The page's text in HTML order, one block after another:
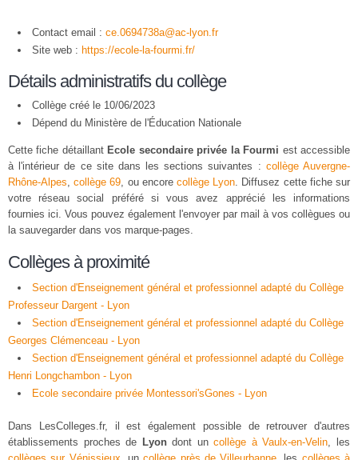
Contact email : ce.0694738a@ac-lyon.fr
Site web : https://ecole-la-fourmi.fr/
Détails administratifs du collège
Collège créé le 10/06/2023
Dépend du Ministère de l'Éducation Nationale
Cette fiche détaillant Ecole secondaire privée la Fourmi est accessible
à l'intérieur de ce site dans les sections suivantes : collège Auvergne-
Rhône-Alpes,collège 69, ou encorecollège Lyon. Diffusez cette fiche sur
votre réseau social préféré si vous avez apprécié les informations
fournies ici. Vous pouvez également l'envoyer par mail à vos collègues ou
la sauvegarder dans vos marque-pages.
Collèges à proximité
Section d'Enseignement général et professionnel adapté du Collège
Professeur Dargent - Lyon
Section d'Enseignement général et professionnel adapté du Collège
Georges Clémenceau - Lyon
Section d'Enseignement général et professionnel adapté du Collège
Henri Longchambon - Lyon
Ecole secondaire privée Montessori'sGones - Lyon
Dans LesColleges.fr, il est également possible de retrouver d'autres
établissements proches de Lyondont uncollège à Vaulx-en-Velin, les